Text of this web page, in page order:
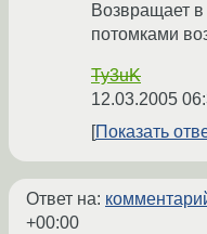
Возвращает в
потомками
Ty3uK
12.03.2005
Показать
Ответ на:
+00:00